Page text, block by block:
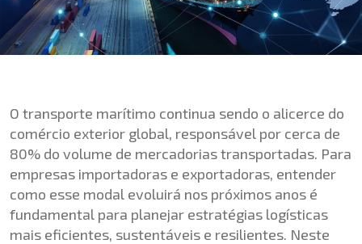
O transporte marítimo continua sendo o alicerce do
comércio exterior global, responsável por cerca de
80% do volume de mercadorias transportadas. Para
empresas importadoras e exportadoras, entender
como esse modal evoluirá nos próximos anos é
fundamental para planejar estratégias logísticas
mais eficientes, sustentáveis e resilientes. Neste